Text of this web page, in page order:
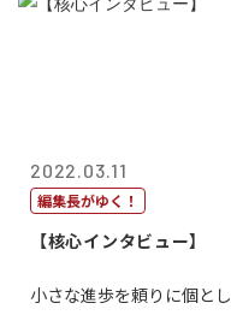
2022.03.11
編集長がゆく！
【核心インタビュー】
小さな進歩を頼りに個とし